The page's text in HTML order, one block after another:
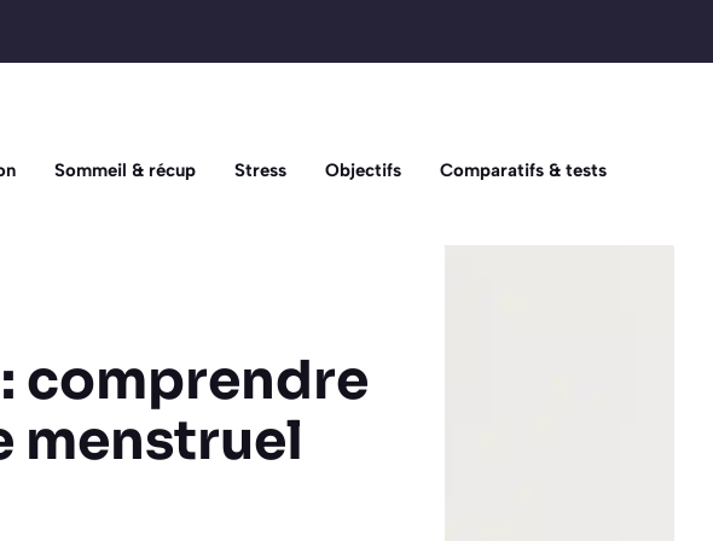
Sommeil & récup Stress Objectifs Comparatifs & tests
comprendre
menstruel